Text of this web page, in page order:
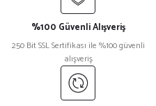
%100 Güvenli Alışveriş
250 Bit SSL Sertifikası ile %100 güvenli
alışveriş